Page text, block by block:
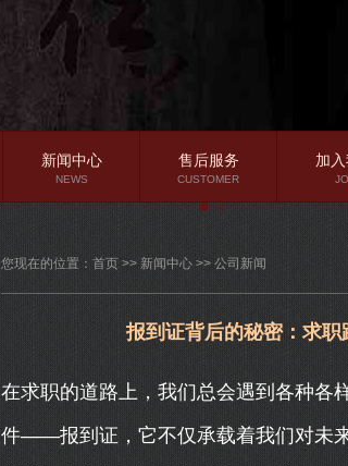
行业资讯
常见问题
新闻中心
NEWS
售后服务
CUSTOMER
加
您现在的位置： 首页 >> 新闻中心 >> 公司新闻
报到证背后的秘密：求职
在求职的道路上，我们总会遇到各种各
件——报到证，它不仅承载着我们对未